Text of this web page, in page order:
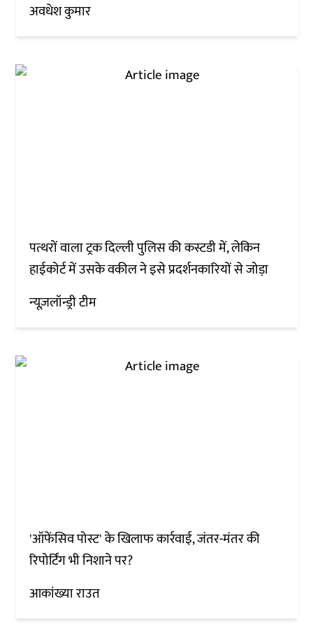
अवधेश कुमार
पत्थरों वाला ट्रक दिल्ली पुलिस की कस्टडी में, लेकिन
हाईकोर्ट में उसके वकील ने इसे प्रदर्शनकारियों से जोड़ा
न्यूज़लॉन्ड्री टीम
'ऑफेंसिव पोस्ट' के खिलाफ कार्रवाई, जंतर-मंतर की
रिपोर्टिंग भी निशाने पर?
आकांख्या राउत